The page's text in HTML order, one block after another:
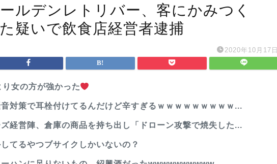
ルデンレトリバー、客にかみつく
疑いで飲食店経営者逮捕
2020年10月17日
女の方が強かった
対策で耳栓付けてるんだけど辛すぎるｗｗｗｗｗｗｗｗｗ...
経営陣、倉庫の商品を持ち出し「ドローン攻撃で焼失した...
てるやつブサイクしかいないの？